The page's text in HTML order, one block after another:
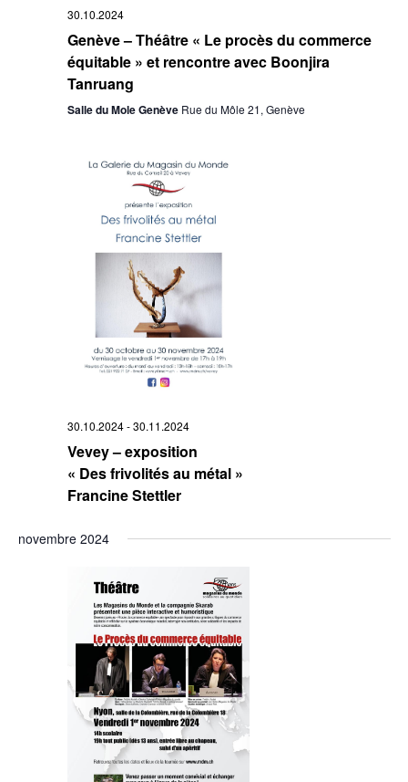
30.10.2024
Genève – Théâtre « Le procès du commerce
équitable » et rencontre avec Boonjira
Tanruang
Salle du Mole Genève Rue du Môle 21, Genève
30.10.2024-30.11.2024
Vevey – exposition
« Des frivolités au métal »
Francine Stettler
novembre 2024